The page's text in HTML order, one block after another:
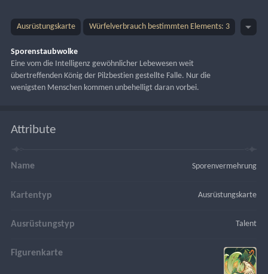
Ausrüstungskarte Würfelverbrauch bestimmten Elements: 3
Sporenstaubwolke
Eine vom die Intelligenz gewöhnlicher Lebewesen weit
übertreffenden König der Pilzbestien gestellte Falle. Nur die
wenigsten Menschen kommen unbehelligt daran vorbei.
Attribute
Name Sporenvermehrung
Kartentyp Ausrüstungskarte
Ausrüstungstyp Talent
Figurenkarte